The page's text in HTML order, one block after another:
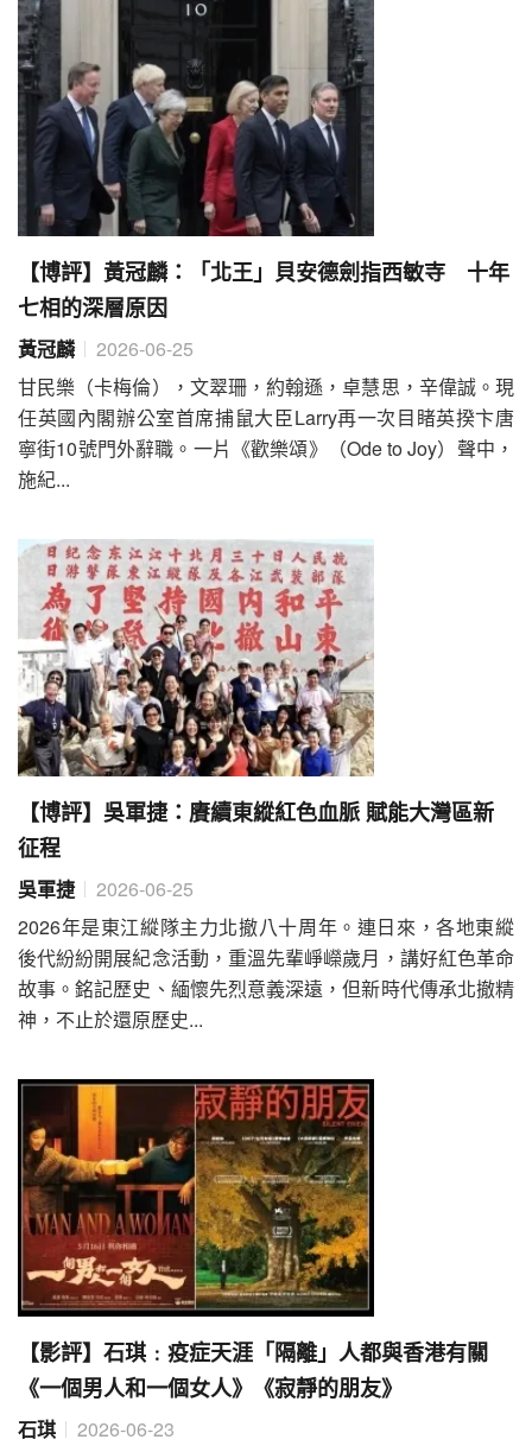
【博評】黃冠麟：「北王」貝安德劍指西敏寺 十年
七相的深層原因
黃冠麟
2026-06-25
甘民樂（卡梅倫），文翠珊，約翰遜，卓慧思，辛偉誠。現
任英國內閣辦公室首席捕鼠大臣Larry再一次目睹英揆卞唐
寧街10號門外辭職。一片《歡樂頌》（Ode to Joy）聲中，
施紀...
【博評】吳軍捷：賡續東縱紅色血脈 賦能大灣區新
征程
吳軍捷
2026-06-25
2026年是東江縱隊主力北撤八十周年。連日來，各地東縱
後代紛紛開展紀念活動，重溫先輩崢嶸歲月，講好紅色革命
故事。銘記歷史、緬懷先烈意義深遠，但新時代傳承北撤精
神，不止於還原歷史...
【影評】石琪﹕疫症天涯「隔離」人都與香港有關
《一個男人和一個女人》《寂靜的朋友》
石琪
2026-06-23